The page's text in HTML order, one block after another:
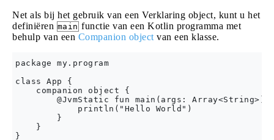
Net als bij het gebruik van een Verklaring object, kunt u het
definiëren main functie van een Kotlin programma met
behulp van een Companion object van een klasse.
package my.program
class App {
    companion object {
@JvmStatic fun main(args: Array<String>)
            println("Hello World")
        }
    }